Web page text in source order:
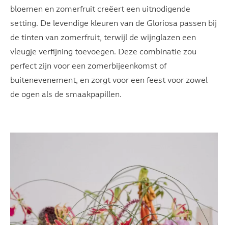
bloemen en zomerfruit creëert een uitnodigende
setting. De levendige kleuren van de Gloriosa passen bij
de tinten van zomerfruit, terwijl de wijnglazen een
vleugje verfijning toevoegen. Deze combinatie zou
perfect zijn voor een zomerbijeenkomst of
buitenevenement, en zorgt voor een feest voor zowel
de ogen als de smaakpapillen.